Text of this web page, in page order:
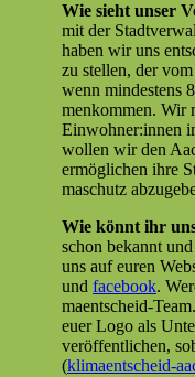
Wie sieht unser
mit der
haben wir uns
zu stellen, der
wenn min­destens
menkom­men. Wir
Einwohner:innen
wollen wir den
ermöglichen ihre
maschutz
Wie kön­nt ihr
schon bekan­nt
uns auf euren
und face­book.
maentscheid-
euer Logo als
veröf­fentlichen,
(klimaentscheid-